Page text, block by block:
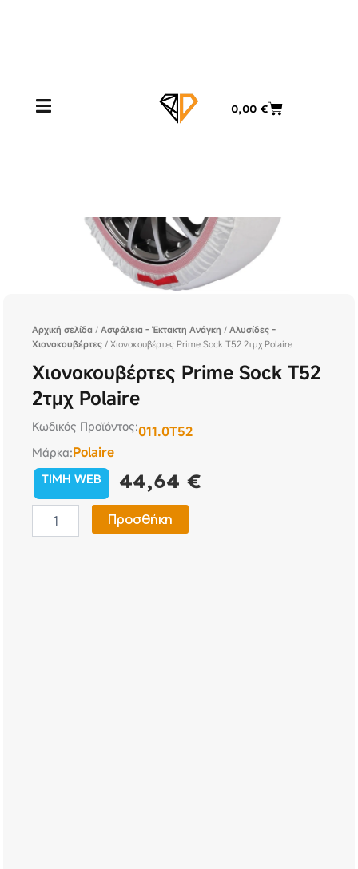
0,00 €Cart
Αρχική σελίδα /Ασφάλεια - Έκτακτη Ανάγκη /Αλυσίδες -
Χιονοκουβέρτες / Χιονοκουβέρτες Prime Sock T52 2τμχ Polaire
Χιονοκουβέρτες Prime Sock T52
2τμχ Polaire
Κωδικός Προϊόντος:011.0T52
Μάρκα:Polaire
TIMH WEB 44,64€
Χιονοκουβέρτες
Prime
Προσθήκη